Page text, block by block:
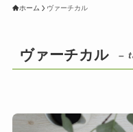
ホーム ヴァーチカル
ヴァーチカル –